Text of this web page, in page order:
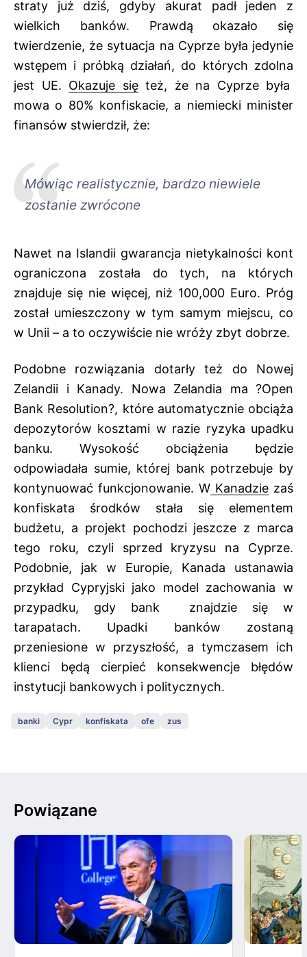
straty już dziś, gdyby akurat padł jeden z
wielkich banków. Prawdą okazało się
twierdzenie, że sytuacja na Cyprze była jedynie
wstępem i próbką działań, do których zdolna
jest UE. Okazuje sięteż, że na Cyprze była
mowa o 80% konfiskacie, a niemiecki minister
finansów stwierdził, że:
Mówiąc realistycznie, bardzo niewiele
zostanie zwrócone
Nawet na Islandii gwarancja nietykalności kont
ograniczona została do tych, na których
znajduje się nie więcej, niż 100,000 Euro. Próg
został umieszczony w tym samym miejscu, co
w Unii – a to oczywiście nie wróży zbyt dobrze.
Podobne rozwiązania dotarły też do Nowej
Zelandii i Kanady. Nowa Zelandia ma ?Open
Bank Resolution?, które automatycznie obciąża
depozytorów kosztami w razie ryzyka upadku
banku. Wysokość obciążenia będzie
odpowiadała sumie, której bank potrzebuje by
kontynuować funkcjonowanie. W Kanadzie zaś
konfiskata środków stała się elementem
budżetu, a projekt pochodzi jeszcze z marca
tego roku, czyli sprzed kryzysu na Cyprze.
Podobnie, jak w Europie, Kanada ustanawia
przykład Cypryjski jako model zachowania w
przypadku, gdy bank znajdzie się w
tarapatach. Upadki banków zostaną
przeniesione w przyszłość, a tymczasem ich
klienci będą cierpieć konsekwencje błędów
instytucji bankowych i politycznych.
banki Cypr konfiskata ofe zus
Powiązane